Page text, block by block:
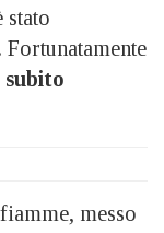
subito
messo